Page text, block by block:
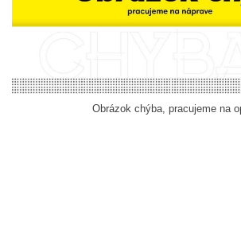
Obrázok chýba, pracujeme na